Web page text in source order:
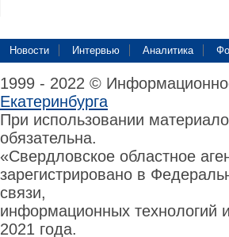
Новости Интервью Аналитика
1999 - 2022 ©
Екатеринбурга
При использовании
обязательна.
«Свердловское областное
зарегистрировано в
связи,
информационных технологий
2021 года.